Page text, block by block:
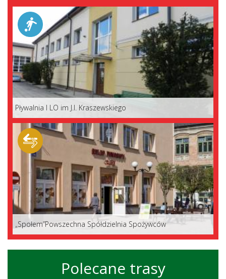
Pływalnia I LO im J.I. Kraszewskiego
„Społem”Powszechna Spółdzielnia Spożywców
Polecane trasy